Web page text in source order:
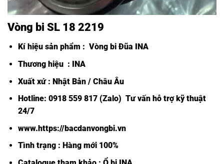
Vòng bi SL 18 2219
Kí hiệu sản phẩm : Vòng bi Đũa INA
Thương hiệu : INA
Xuất xứ : Nhật Bản / Châu Âu
Hotline: 0918 559 817 (Zalo) Tư vấn hỗ trợ kỹ thuật
24/7
www.https://bacdanvongbi.vn
Tình trạng : Hàng mới 100%